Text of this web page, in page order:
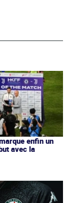
enfin un
avec la